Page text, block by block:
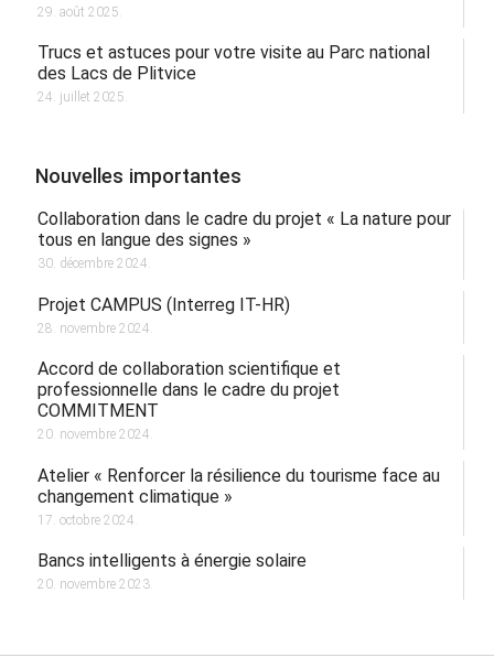
29. août 2025.
Trucs et astuces pour votre visite au Parc national
des Lacs de Plitvice
24. juillet 2025.
Nouvelles importantes
Collaboration dans le cadre du projet « La nature pour
tous en langue des signes »
30. décembre 2024.
Projet CAMPUS (Interreg IT-HR)
28. novembre 2024.
Accord de collaboration scientifique et
professionnelle dans le cadre du projet
COMMITMENT
20. novembre 2024.
Atelier « Renforcer la résilience du tourisme face au
changement climatique »
17. octobre 2024.
Bancs intelligents à énergie solaire
20. novembre 2023.